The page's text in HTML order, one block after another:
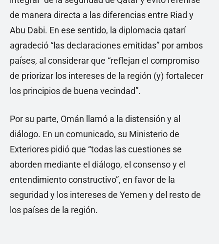
de manera directa a las diferencias entre Riad y
Abu Dabi. En ese sentido, la diplomacia qatarí
agradeció “las declaraciones emitidas” por ambos
países, al considerar que “reflejan el compromiso
de priorizar los intereses de la región (y) fortalecer
los principios de buena vecindad”.
Por su parte, Omán llamó a la distensión y al
diálogo. En un comunicado, su Ministerio de
Exteriores pidió que “todas las cuestiones se
aborden mediante el diálogo, el consenso y el
entendimiento constructivo”, en favor de la
seguridad y los intereses de Yemen y del resto de
los países de la región.